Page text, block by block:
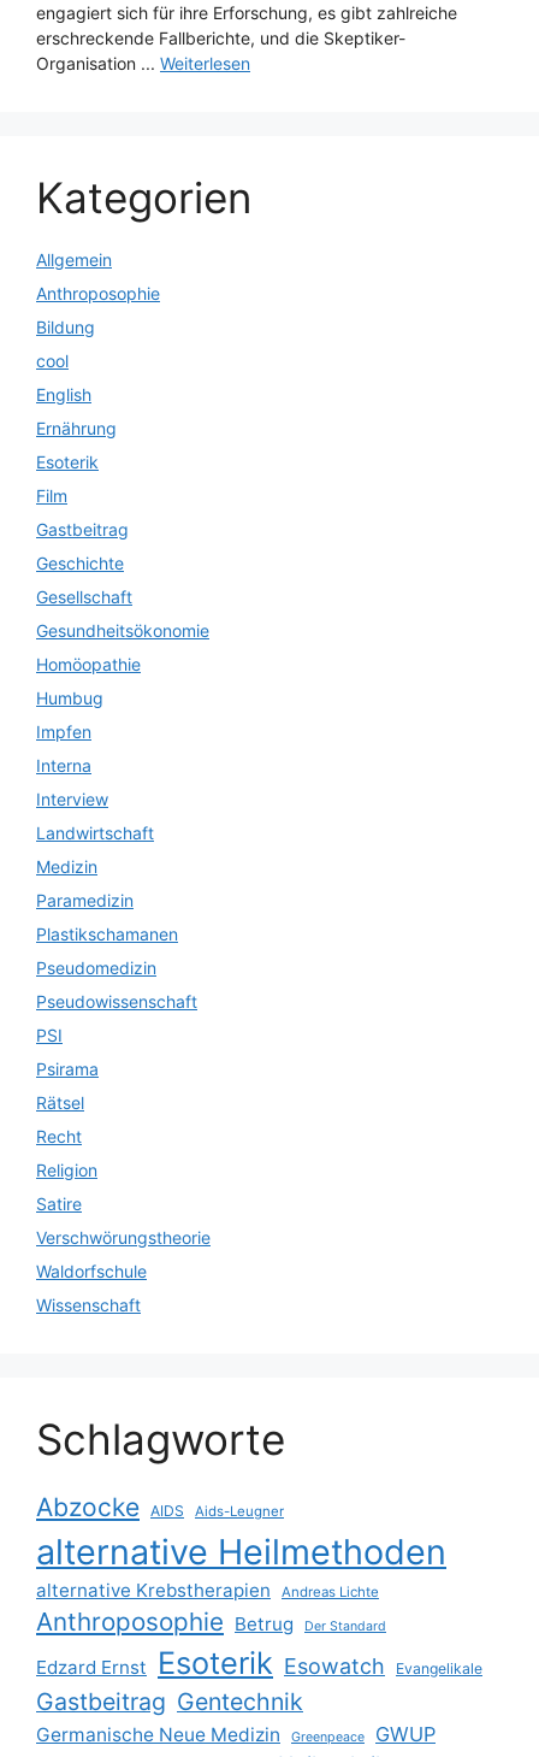
engagiert sich für ihre Erforschung, es gibt zahlreiche
erschreckende Fallberichte, und die Skeptiker-
Organisation ... Weiterlesen
Kategorien
Allgemein
Anthroposophie
Bildung
cool
English
Ernährung
Esoterik
Film
Gastbeitrag
Geschichte
Gesellschaft
Gesundheitsökonomie
Homöopathie
Humbug
Impfen
Interna
Interview
Landwirtschaft
Medizin
Paramedizin
Plastikschamanen
Pseudomedizin
Pseudowissenschaft
PSI
Psirama
Rätsel
Recht
Religion
Satire
Verschwörungstheorie
Waldorfschule
Wissenschaft
Schlagworte
Abzocke AIDS Aids-Leugner
alternative Heilmethoden
alternative Krebstherapien Andreas Lichte
Anthroposophie Betrug Der Standard
Edzard Ernst Esoterik Esowatch Evangelikale
Gastbeitrag Gentechnik
Germanische Neue Medizin Greenpeace
GWUP